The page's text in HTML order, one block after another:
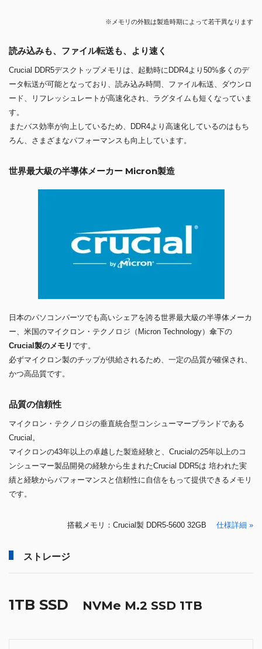
※メモリの外観は製造時期によって若干異なります
読み込みも、ファイル転送も、より速く
Crucial DDR5デスクトップメモリは、起動時にDDR4より50%多くのデ
ータ転送が可能となっており、読み込み時間、ファイル転送、ダウンロ
ード、リフレッシュレートが高速化され、ラグタイムも短くなっていま
す。
またバス効率が向上しているため、DDR4より高速化しているのはもち
ろん、さまざまなパフォーマンスも向上しています。
世界最大級の半導体メーカー Micron製造
日本のパソコンパーツでも高いシェアを誇る世界最大級の半導体メーカ
ー、米国のマイクロン・テクノロジ（Micron Technology）傘下の
Crucial製のメモリです。
必ずマイクロン製のチップが供給されるため、一定の品質が確保され、
かつ高品質です。
品質の信頼性
マイクロン・テクノロジの垂直統合型コンシューマーブランドである
Crucial。
マイクロンの43年以上の卓越した製造経験と、Crucialの25年以上のコ
ンシューマー製品開発の経験から生まれたCrucial DDR5は 培われた実
績と経験からパフォーマンスと信頼性に自信をもって提供できるメモリ
です。
搭載メモリ：Crucial製 DDR5-5600 32GB 仕様詳細 »
ストレージ
1TB SSD NVMe M.2 SSD 1TB